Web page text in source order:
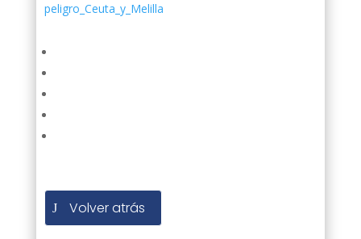
peligro_Ceuta_y_Melilla
Volver atrás